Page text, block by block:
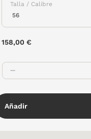
Talla / Calibre
158,00 €
Añadir